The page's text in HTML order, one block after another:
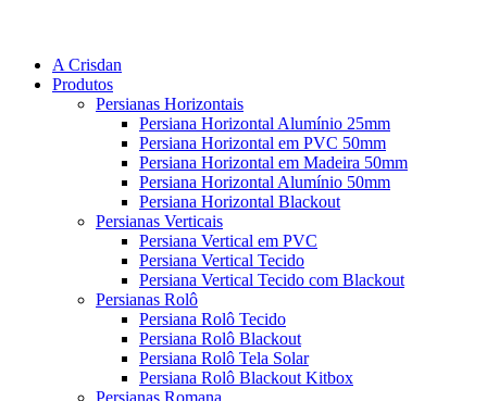
A Crisdan
Produtos
Persianas Horizontais
Persiana Horizontal Alumínio 25mm
Persiana Horizontal em PVC 50mm
Persiana Horizontal em Madeira 50mm
Persiana Horizontal Alumínio 50mm
Persiana Horizontal Blackout
Persianas Verticais
Persiana Vertical em PVC
Persiana Vertical Tecido
Persiana Vertical Tecido com Blackout
Persianas Rolô
Persiana Rolô Tecido
Persiana Rolô Blackout
Persiana Rolô Tela Solar
Persiana Rolô Blackout Kitbox
Persianas Romana